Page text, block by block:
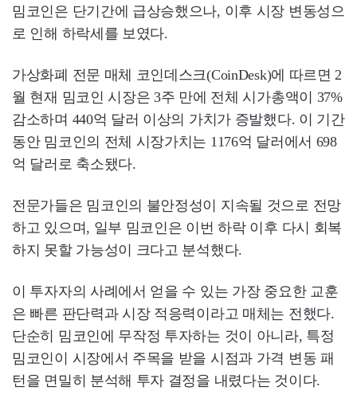
밈코인은 단기간에 급상승했으나, 이후 시장 변동성으
로 인해 하락세를 보였다.
가상화폐 전문 매체 코인데스크(CoinDesk)에 따르면 2
월 현재 밈코인 시장은 3주 만에 전체 시가총액이 37%
감소하며 440억 달러 이상의 가치가 증발했다. 이 기간
동안 밈코인의 전체 시장가치는 1176억 달러에서 698
억 달러로 축소됐다.
전문가들은 밈코인의 불안정성이 지속될 것으로 전망
하고 있으며, 일부 밈코인은 이번 하락 이후 다시 회복
하지 못할 가능성이 크다고 분석했다.
이 투자자의 사례에서 얻을 수 있는 가장 중요한 교훈
은 빠른 판단력과 시장 적응력이라고 매체는 전했다.
단순히 밈코인에 무작정 투자하는 것이 아니라, 특정
밈코인이 시장에서 주목을 받을 시점과 가격 변동 패
턴을 면밀히 분석해 투자 결정을 내렸다는 것이다.